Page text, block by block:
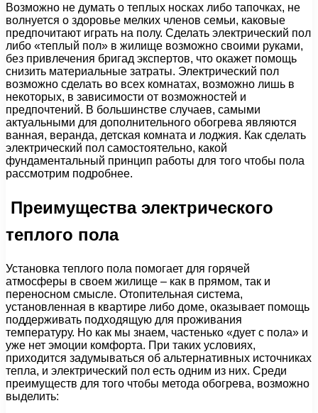
Возможно не думать о теплых носках либо тапочках, не
волнуется о здоровье мелких членов семьи, каковые
предпочитают играть на полу. Сделать электрический пол
либо «теплый пол» в жилище возможно своими руками,
без привлечения бригад экспертов, что окажет помощь
снизить материальные затраты. Электрический пол
возможно сделать во всех комнатах, возможно лишь в
некоторых, в зависимости от возможностей и
предпочтений. В большинстве случаев, самыми
актуальными для дополнительного обогрева являются
ванная, веранда, детская комната и лоджия. Как сделать
электрический пол самостоятельно, какой
фундаментальный принцип работы для того чтобы пола
рассмотрим подробнее.
Преимущества электрического
теплого пола
Установка теплого пола помогает для горячей
атмосферы в своем жилище – как в прямом, так и
переносном смысле. Отопительная система,
установленная в квартире либо доме, оказывает помощь
поддерживать подходящую для проживания
температуру. Но как мы знаем, частенько «дует с пола» и
уже нет эмоции комфорта. При таких условиях,
приходится задумываться об альтернативных источниках
тепла, и электрический пол есть одним из них. Среди
преимуществ для того чтобы метода обогрева, возможно
выделить: